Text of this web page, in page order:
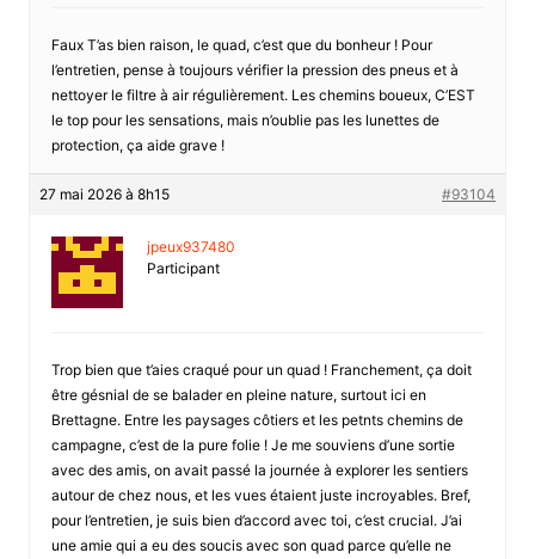
Faux T’as bien raison, le quad, c’est que du bonheur ! Pour
l’entretien, pense à toujours vérifier la pression des pneus et à
nettoyer le filtre à air régulièrement. Les chemins boueux, C’EST
le top pour les sensations, mais n’oublie pas les lunettes de
protection, ça aide grave !
27 mai 2026 à 8h15 #93104
jpeux937480
Participant
Trop bien que t’aies craqué pour un quad ! Franchement, ça doit
être gésnial de se balader en pleine nature, surtout ici en
Brettagne. Entre les paysages côtiers et les petnts chemins de
campagne, c’est de la pure folie ! Je me souviens d’une sortie
avec des amis, on avait passé la journée à explorer les sentiers
autour de chez nous, et les vues étaient juste incroyables. Bref,
pour l’entretien, je suis bien d’accord avec toi, c’est crucial. J’ai
une amie qui a eu des soucis avec son quad parce qu’elle ne